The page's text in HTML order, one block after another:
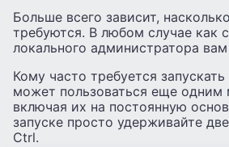
Больше всего зависит,
требуются. В любом случае как
локального администратора
Кому часто требуется
может пользоваться еще одним
включая их на постоянную
запуске просто удерживайте
Ctrl.